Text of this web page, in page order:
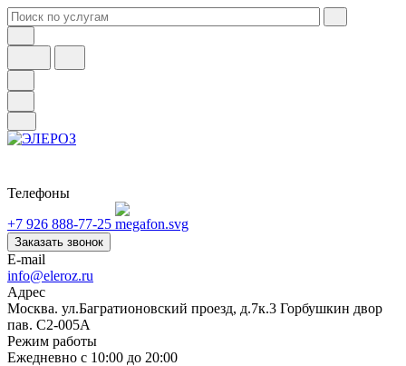
Телефоны
+7 926 888-77-25
Заказать звонок
E-mail
info@eleroz.ru
Адрес
Москва. ул.Багратионовский проезд, д.7к.3 Горбушкин двор
пав. C2-005A
Режим работы
Ежедневно с 10:00 до 20:00